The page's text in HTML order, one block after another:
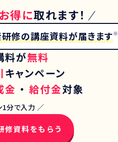
お得に取れます！
修の講座資料が届きます※
料が無料
キャンペーン
金 ・ 給付金対象
1分で入力 ／
修資料をもらう